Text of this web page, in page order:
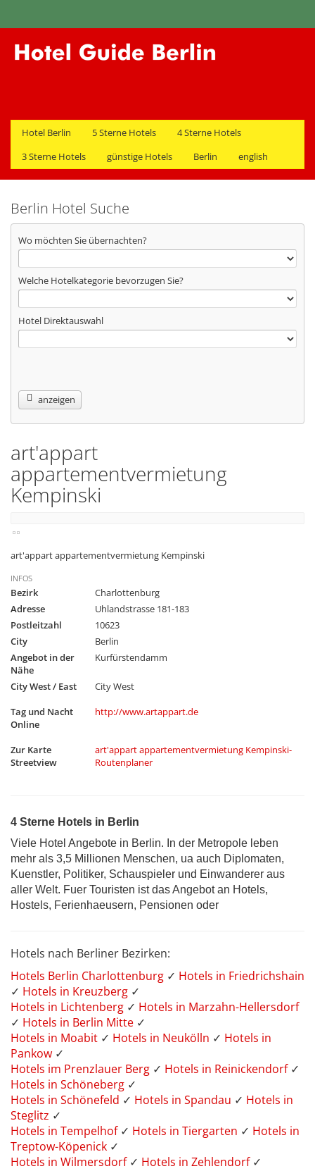
Hotel Berlin 5 Sterne Hotels
4 Sterne Hotels
3 Sterne Hotels
günstige Hotels Berlin english
Berlin Hotel Suche
Wo möchten Sie übernachten?
Welche Hotelkategorie bevorzugen Sie?
Hotel Direktauswahl
anzeigen
art'appart
appartementvermietung
Kempinski
art'appart appartementvermietung Kempinski
INFOS
Bezirk
Charlottenburg
Adresse
Uhlandstrasse 181-183
Postleitzahl
10623
City
Berlin
Angebot in der
Nähe
Kurfürstendamm
City West / East
City West
Tag und Nacht
Online
http://www.artappart.de
Zur Karte
Streetview
art'appart appartementvermietung Kempinski-
Routenplaner
4 Sterne Hotels in Berlin
Viele Hotel Angebote in Berlin. In der Metropole leben
mehr als 3,5 Millionen Menschen, ua auch Diplomaten,
Kuenstler, Politiker, Schauspieler und Einwanderer aus
aller Welt. Fuer Touristen ist das Angebot an Hotels,
Hostels, Ferienhaeusern, Pensionen oder
Hotels nach Berliner Bezirken:
Hotels Berlin Charlottenburg ✓ Hotels in Friedrichshain
✓ Hotels in Kreuzberg ✓
Hotels in Lichtenberg ✓ Hotels in Marzahn-Hellersdorf
✓ Hotels in Berlin Mitte ✓
Hotels in Moabit ✓ Hotels in Neukölln ✓ Hotels in
Pankow ✓
Hotels im Prenzlauer Berg ✓ Hotels in Reinickendorf ✓
Hotels in Schöneberg ✓
Hotels in Schönefeld ✓ Hotels in Spandau ✓ Hotels in
Steglitz ✓
Hotels in Tempelhof ✓ Hotels in Tiergarten ✓ Hotels in
Treptow-Köpenick ✓
Hotels in Wilmersdorf ✓ Hotels in Zehlendorf✓